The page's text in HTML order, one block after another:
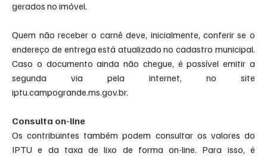
gerados no imóvel.
Quem não receber o carnê deve, inicialmente, conferir se o
endereço de entrega está atualizado no cadastro municipal.
Caso o documento ainda não chegue, é possível emitir a
segunda via pela internet, no site
iptu.campogrande.ms.gov.br.
Consulta on-line
Os contribuintes também podem consultar os valores do
IPTU e da taxa de lixo de forma on-line. Para isso, é